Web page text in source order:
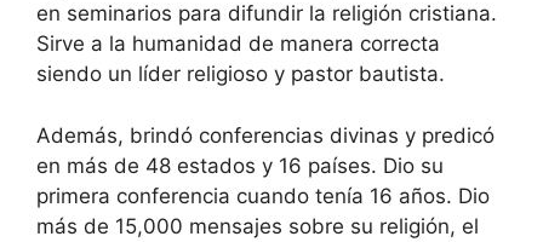
en seminarios para difundir la religión cristiana.
Sirve a la humanidad de manera correcta
siendo un líder religioso y pastor bautista.
Además, brindó conferencias divinas y predicó
en más de 48 estados y 16 países. Dio su
primera conferencia cuando tenía 16 años. Dio
más de 15,000 mensajes sobre su religión, el